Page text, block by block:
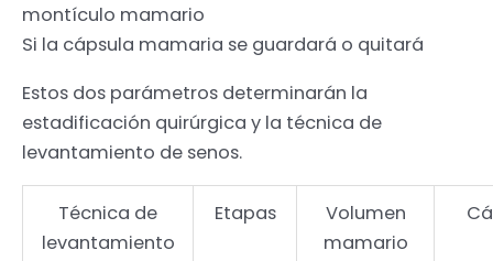
montículo mamario
Si la cápsula mamaria se guardará o quitará
Estos dos parámetros determinarán la
estadificación quirúrgica y la técnica de
levantamiento de senos.
Técnica de
levantamiento
Etapas
Volumen
mamario